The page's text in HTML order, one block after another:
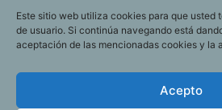
Este sitio web utiliza cookies para que usted
de usuario. Si continúa navegando está
aceptación de las mencionadas cookies y la
Acepto